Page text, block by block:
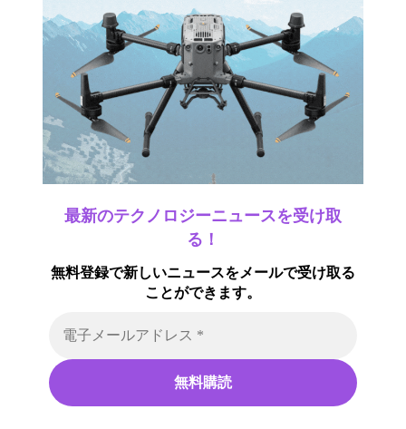
最新のテクノロジーニュースを受け取
る！
無料登録で新しいニュースをメールで受け取る
ことができます。